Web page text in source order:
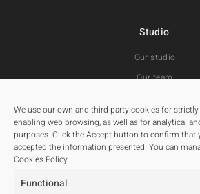
We use our own and third-party cookies for
enabling web browsing, as well as for analytical
purposes. Click the Accept button to confirm that
accepted the information presented. You can
Cookies Policy.
Functional
Studio
Our studio
Our team
Projects